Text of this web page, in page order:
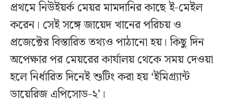
প্রথমে নিউইয়র্ক মেয়র মামদানির কাছে ই-মেইল
করেন। সেই সঙ্গে জায়েদ খানের পরিচয় ও
প্রজেক্টের বিস্তারিত তথ্যও পাঠানো হয়। কিছু দিন
অপেক্ষার পর মেয়রের কার্যালয় থেকে সময় দেওয়া
হলে নির্ধারিত দিনেই শুটিং করা হয় ‘ইমিগ্র্যান্ট
ডায়েরিজ এপিসোড-২’।